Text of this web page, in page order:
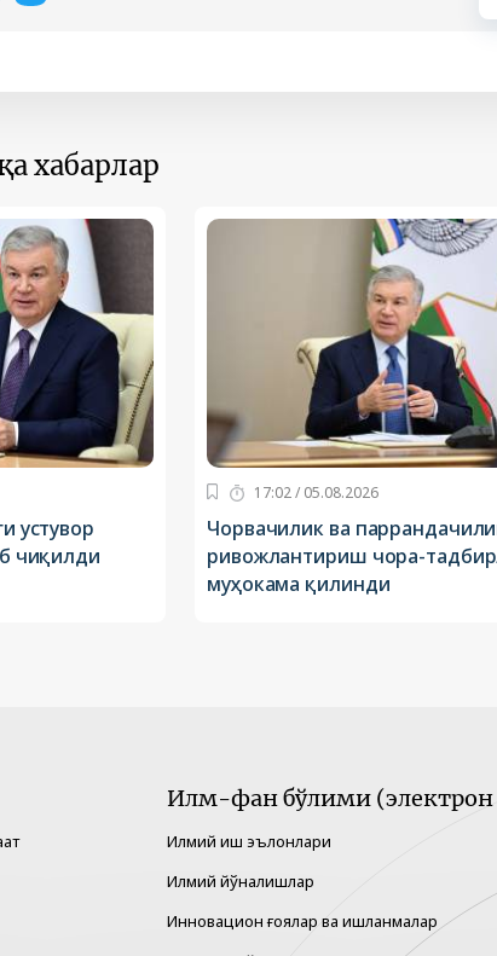
хабарлар
устувор
чиқилди
17:02 / 05.08.2026
Чорвачилик ва
ривожлантириш чора-
муҳокама қилинди
Илм-фан бўлими
Илмий иш эълонлари
Илмий йўналишлар
Инновацион ғоялар ва ишланмалар